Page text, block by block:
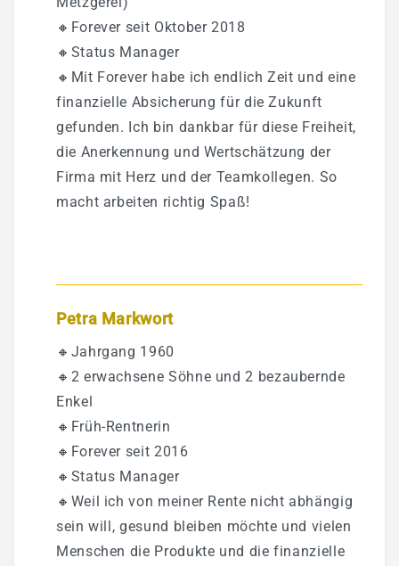
🔸Forever seit Oktober 2018
🔸Status Manager
🔸Mit Forever habe ich endlich Zeit und eine
finanzielle Absicherung für die Zukunft
gefunden. Ich bin dankbar für diese Freiheit,
die Anerkennung und Wertschätzung der
Firma mit Herz und der Teamkollegen. So
macht arbeiten richtig Spaß!
Petra Markwort
🔸Jahrgang 1960
🔸2 erwachsene Söhne und 2 bezaubernde
Enkel
🔸Früh-Rentnerin
🔸Forever seit 2016
🔸Status Manager
🔸Weil ich von meiner Rente nicht abhängig
sein will, gesund bleiben möchte und vielen
Menschen die Produkte und die finanzielle